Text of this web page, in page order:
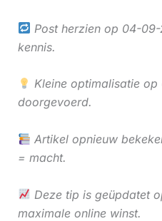
Post herzien op 04-
kennis.
Kleine optimalisatie
doorgevoerd.
Artikel opnieuw
= macht.
Deze tip is geüpdatet
maximale online winst.